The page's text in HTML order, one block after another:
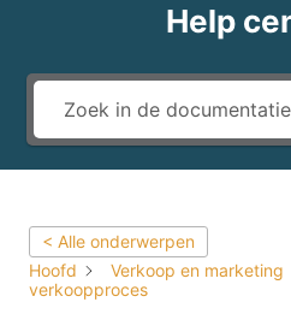
Help
< Alle onderwerpen
Hoofd
Verkoop en marketing
verkoopproces